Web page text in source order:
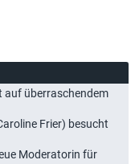
auf überraschendem
Frier) besucht
Moderatorin für